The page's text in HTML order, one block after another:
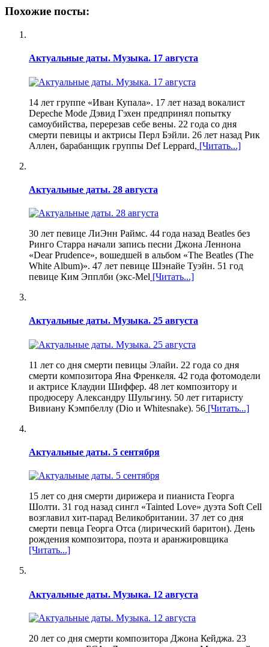
Похожие посты:
Актуальные даты. Музыка. 17 августа
14 лет группе «Иван Купала». 17 лет назад вокалист
Depeche Mode Дэвид Гэхен предпринял попытку
самоубийства, перерезав себе вены. 22 года со дня
смерти певицы и актрисы Перл Бэйли. 26 лет назад Рик
Аллен, барабанщик группы Def Leppard, [Читать...]
Актуальные даты. 28 августа
30 лет певице ЛиЭнн Раймс. 44 года назад Beatles без
Ринго Старра начали запись песни Джона Леннона
«Dear Prudence», вошедшей в альбом «The Beatles (The
White Album)». 47 лет певице Шэнайе Туэйн. 51 год
певице Ким Эпплби (экс-Mel [Читать...]
Актуальные даты. Музыка. 25 августа
11 лет со дня смерти певицы Элайи. 22 года со дня
смерти композитора Яна Френкеля. 42 года фотомодели
и актрисе Клаудии Шиффер. 48 лет композитору и
продюсеру Александру Шульгину. 50 лет гитаристу
Вивиану Кэмпбеллу (Dio и Whitesnake). 56 [Читать...]
Актуальные даты. 5 сентября
15 лет со дня смерти дирижера и пианиста Георга
Шолти. 31 год назад сингл «Tainted Love» дуэта Soft Cell
возглавил хит-парад Великобритании. 37 лет со дня
смерти певца Георга Отса (лирический баритон). День
рождения композитора, поэта и аранжировщика
[Читать...]
Актуальные даты. Музыка. 12 августа
20 лет со дня смерти композитора Джона Кейджа. 23